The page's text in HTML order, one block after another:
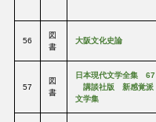
56
図
書
大阪文化史論
57
図
書
日本現代文学全集 67
講談社版 新感覚派
文学集